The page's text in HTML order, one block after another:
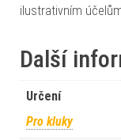
ilustrativním
Další
Určení
Pro kluky